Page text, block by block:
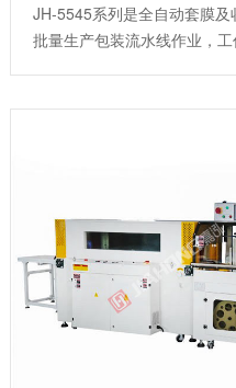
JH-5545系列是全自动套膜
批量生产包装流水线作业，